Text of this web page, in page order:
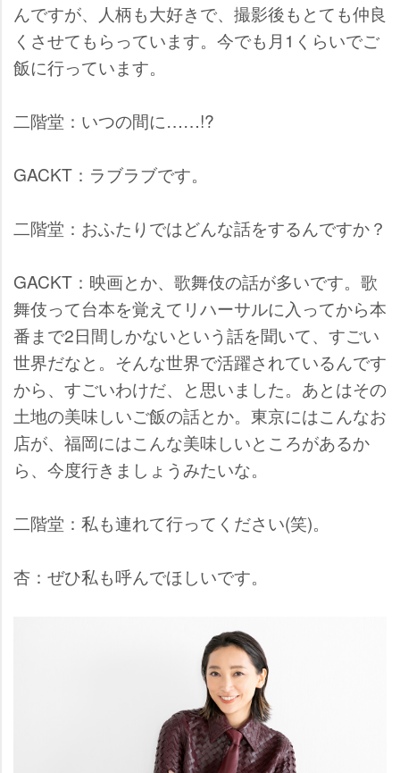
んですが、人柄も大好きで、撮影後もとても仲良
くさせてもらっています。今でも月1くらいでご
飯に行っています。
二階堂：いつの間に……!?
GACKT：ラブラブです。
二階堂：おふたりではどんな話をするんですか？
GACKT：映画とか、歌舞伎の話が多いです。歌
舞伎って台本を覚えてリハーサルに入ってから本
番まで2日間しかないという話を聞いて、すごい
世界だなと。そんな世界で活躍されているんです
から、すごいわけだ、と思いました。あとはその
土地の美味しいご飯の話とか。東京にはこんなお
店が、福岡にはこんな美味しいところがあるか
ら、今度行きましょうみたいな。
二階堂：私も連れて行ってください(笑)。
杏：ぜひ私も呼んでほしいです。